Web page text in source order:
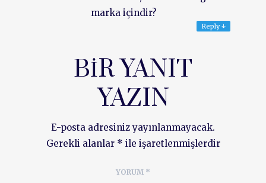
marka içindir?
Reply↓
BIR YANIT
YAZIN
E-posta adresiniz yayınlanmayacak.
Gerekli alanlar * ile işaretlenmişlerdir
YORUM *